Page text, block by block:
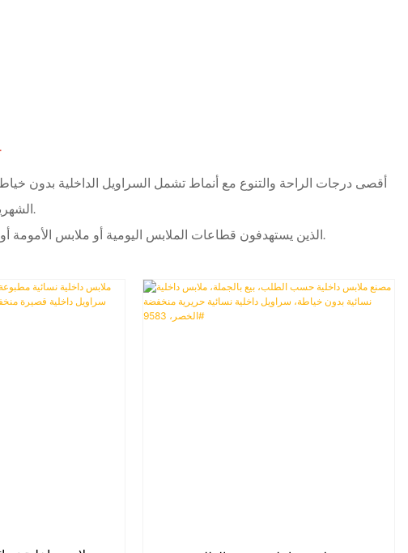
الحد الأدنى لكمية الطلب 300 قطعة لكل نوع ولون.
الشهرية، والسراويل الداخلية القصيرة، والسراويل الداخلية المثيرة.
نقدم خدمة توصيل الطلبات الكبيرة بكفاءة وأسعار جملة تنافسية، تلبي المعايير الدولية لعملاء B2B الذين يستهدفون قطاعات الملابس اليومية أو ملابس الأمومة أو الملابس الداخلية.